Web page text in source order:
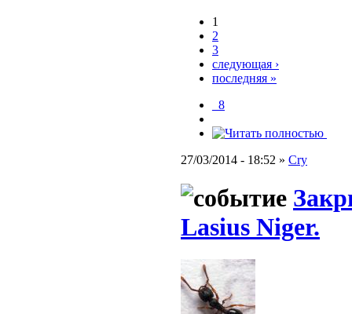
1
2
3
следующая ›
последняя »
_8
27/03/2014 - 18:52 » Cry
Lasius Niger.